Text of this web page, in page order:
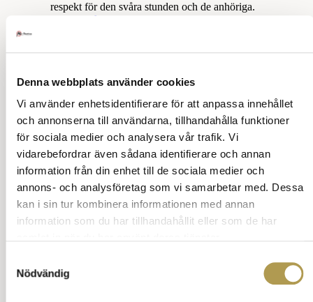
Denna webbplats använder cookies
Vi använder enhetsidentifierare för att anpassa innehållet
och annonserna till användarna, tillhandahålla funktioner
för sociala medier och analysera vår trafik. Vi
vidarebefordrar även sådana identifierare och annan
information från din enhet till de sociala medier och
annons- och analysföretag som vi samarbetar med. Dessa
kan i sin tur kombinera informationen med annan
information som du har tillhandahållit eller som de har
Nödvändig
respekt för den svåra stunden och de anhöriga.
Ställ en fråga om vett och etikett
Om de närmaste önskar barnens
närvaro
Ett självklart undantag är om de närmast sörjande
uttryckligen önskat närvaron av barnet.
Då finns det automatiskt ett överseende för detta.
Ställ en fråga om vett och etikett
Tillbaka till innehåll